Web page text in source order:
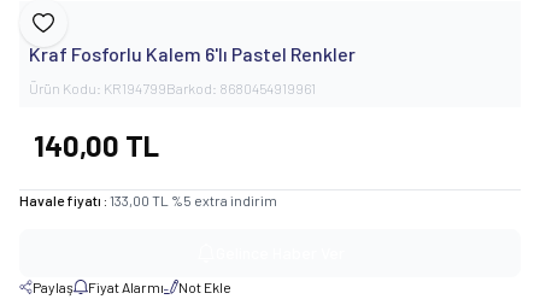
Favoriye Ekle
Kraf
Kraf Fosforlu Kalem 6'lı Pastel Renkler
Ürün Kodu: KR194799Barkod: 8680454919961
140,00 TL
Havale fiyatı : 133,00 TL %5 extra indirim
Paylaş Fiyat Alarmı Not Ekle